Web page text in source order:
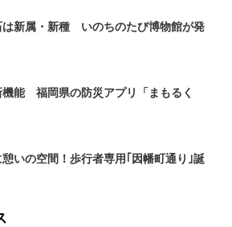
は新属・新種 いのちのたび博物館が発
機能 福岡県の防災アプリ「まもるく
いの空間！歩行者専用｢因幡町通り｣誕